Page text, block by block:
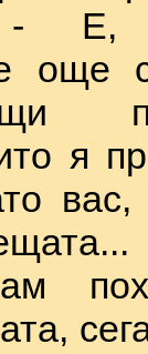
Е,
още
я